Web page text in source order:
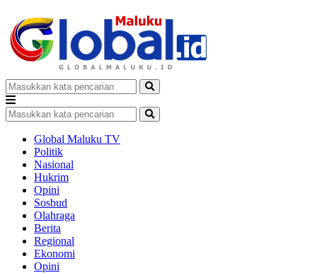
Global Maluku TV
Politik
Nasional
Hukrim
Opini
Sosbud
Olahraga
Berita
Regional
Ekonomi
Opini